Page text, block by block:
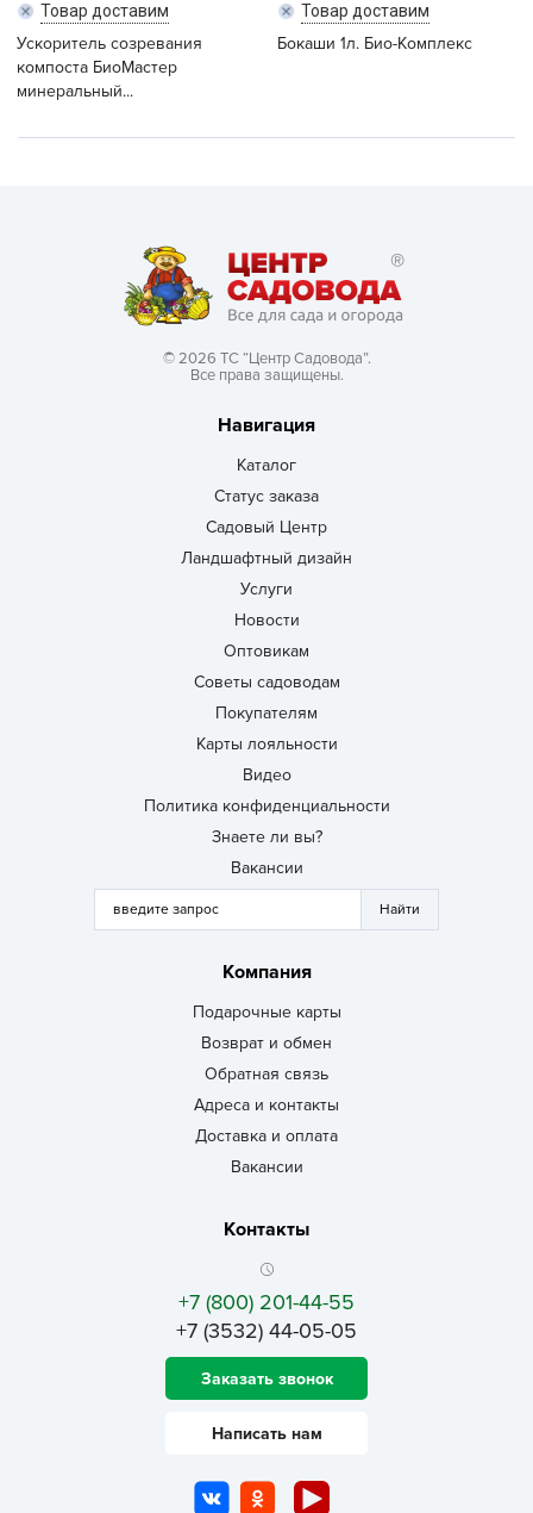
Товар доставим
Ускоритель созревания
компоста БиоМастер
минеральный...
Товар доставим
Бокаши 1л. Био-Комплекс
© 2026 ТС “Центр Садовода”.
Все права защищены.
Навигация
Каталог
Статус заказа
Садовый Центр
Ландшафтный дизайн
Услуги
Новости
Оптовикам
Советы садоводам
Покупателям
Карты лояльности
Видео
Политика конфиденциальности
Знаете ли вы?
Вакансии
Компания
Подарочные карты
Возврат и обмен
Обратная связь
Адреса и контакты
Доставка и оплата
Вакансии
Контакты
+7 (800) 201-44-55
+7 (3532) 44-05-05
Заказать звонок
Написать нам